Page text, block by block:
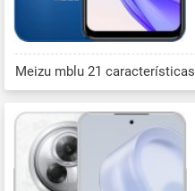
Meizu mblu 21 características